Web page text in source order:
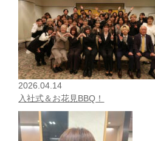
2026.04.14
入社式＆お花見BBQ！